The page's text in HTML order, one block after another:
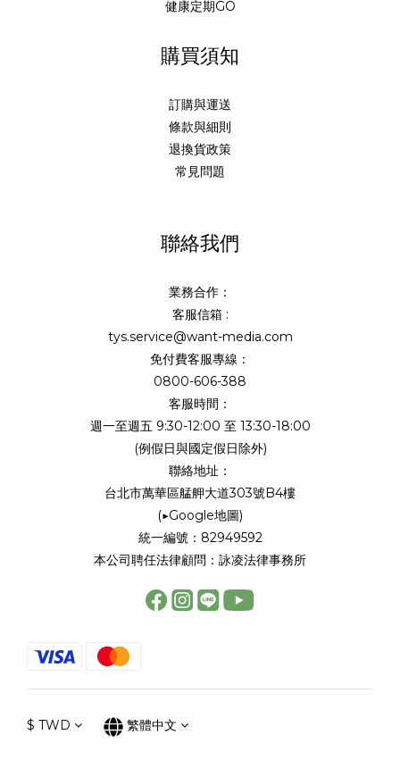
健康定期GO
購買須知
訂購與運送
條款與細則
退換貨政策
常見問題
聯絡我們
業務合作：
客服信箱 :
tys.service@want-media.com
免付費客服專線：
0800-606-388
客服時間：
週一至週五 9:30-12:00 至 13:30-18:00
(例假日與國定假日除外)
聯絡地址：
台北市萬華區艋舺大道303號B4樓
(▶Google地圖)
統一編號：82949592
本公司聘任法律顧問：詠凌法律事務所
$ TWD 繁體中文